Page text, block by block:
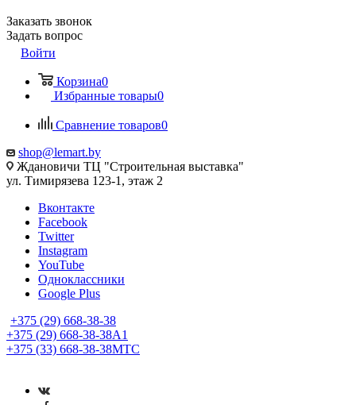
Заказать звонок
Задать вопрос
Войти
Корзина0
Избранные товары0
Сравнение товаров0
shop@lemart.by
Ждановичи ТЦ "Строительная выставка"
ул. Тимирязева 123-1, этаж 2
Вконтакте
Facebook
Twitter
Instagram
YouTube
Одноклассники
Google Plus
+375 (29) 668-38-38
+375 (29) 668-38-38A1
+375 (33) 668-38-38МТС